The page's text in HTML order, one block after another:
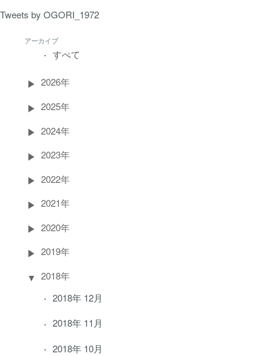
Tweets by OGORI_1972
アーカイブ
すべて
2026年
2025年
2024年
2023年
2022年
2021年
2020年
2019年
2018年
2018年 12月
2018年 11月
2018年 10月